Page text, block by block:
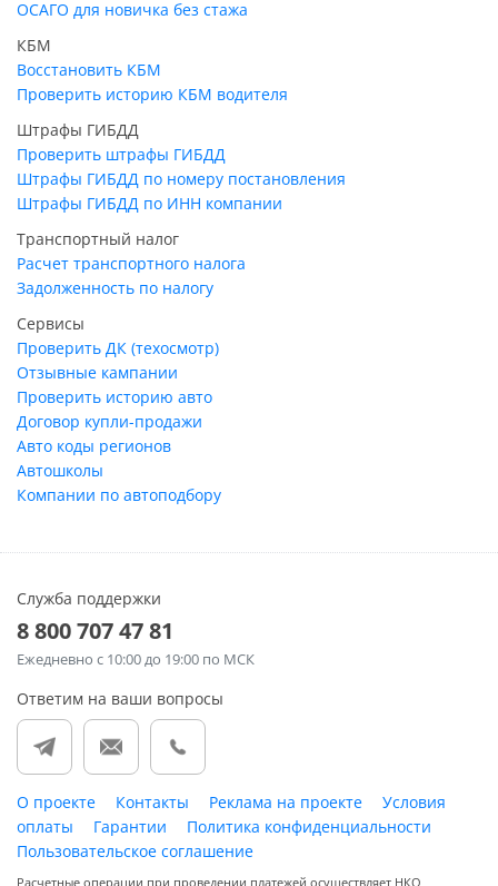
ОСАГО для новичка без стажа
КБМ
Восстановить КБМ
Проверить историю КБМ водителя
Штрафы ГИБДД
Проверить штрафы ГИБДД
Штрафы ГИБДД по номеру постановления
Штрафы ГИБДД по ИНН компании
Транспортный налог
Расчет транспортного налога
Задолженность по налогу
Сервисы
Проверить ДК (техосмотр)
Отзывные кампании
Проверить историю авто
Договор купли-продажи
Авто коды регионов
Автошколы
Компании по автоподбору
Служба поддержки
8 800 707 47 81
Ежедневно с 10:00 до 19:00 по МСК
Ответим на ваши вопросы
О проекте Контакты Реклама на проекте
Условия
оплаты
Гарантии
Политика конфиденциальности
Пользовательское соглашение
Расчетные операции при проведении платежей осуществляет НКО